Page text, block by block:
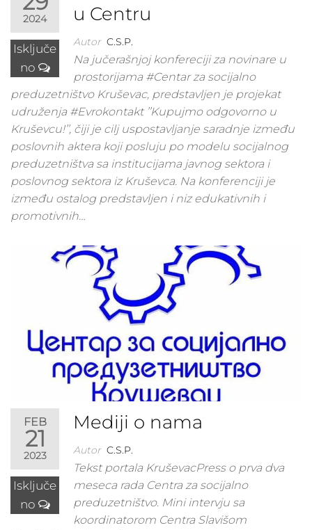
2024
Isključe
no
u Centru
Autor C.S.P.
Na jučerašnjoj konfereciji za novinare u
prostorijama #Centar za socijalno
preduzetništvo Kruševac, predstavljen je projekat
udruženja #Evrokontakt ’’Kupujmo odgovorno u
Kruševcu!’’, čiji je cilj uspostavljanje saradnje između
poslovnih aktera koji posluju po modelu socijalnog
preduzetništva sa institucijama javnog sektora i
poslovnog sektora iz Kruševca. Na konferenciji je
između ostalog predstavljen i niz edukativnih i
promotivnih…
FEB
21
2023
Isključe
no
Mediji o nama
Autor C.S.P.
Tekst portala KruševacPress o prva dva
meseca rada Centra za socijalno
preduzetništvo. Mini intervju sa
koordinatorom Centra Slavišom